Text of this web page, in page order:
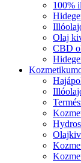
100%
Olaj
CBD